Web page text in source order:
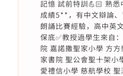
記憶 試前特訓💪🏻 熟
成績5**，有中文辯論、
朗誦比賽經驗，高中英
保底✅教授過學生來自
院 嘉諾撒聖家小學 方
家書院 聖公會聖十架小
愛禮信小學 慈航學校